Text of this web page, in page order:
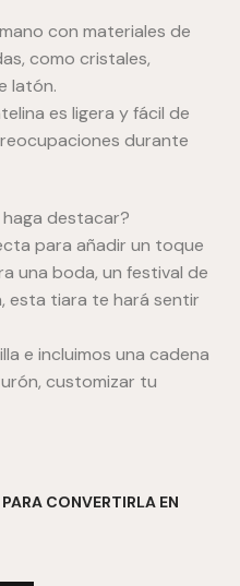
con materiales de
como cristales,
latón.
es ligera y fácil de
durante
destacar?
para añadir un toque
una boda, un festival de
esta tiara te hará sentir
e incluimos una cadena
customizar tu
CONVERTIRLA EN